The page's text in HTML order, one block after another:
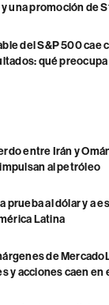
una promoción de
del S&P 500 cae
qué preocupa
entre Irán y
al petróleo
prueba al dólar y a
Latina
de
y acciones caen en